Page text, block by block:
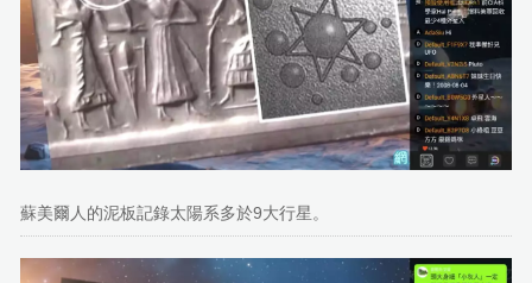
蘇美爾人的泥板記錄太陽系多於9大行星。